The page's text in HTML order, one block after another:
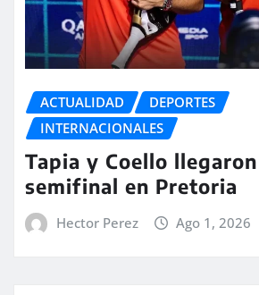
ACTUALIDAD
DEPORTES
INTERNACIONALES
Tapia y Coello
semifinal en Pretoria
Hector Perez Ago 1, 2026